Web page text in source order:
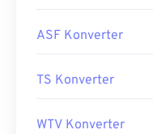
ASF Konverter
TS Konverter
WTV Konverter